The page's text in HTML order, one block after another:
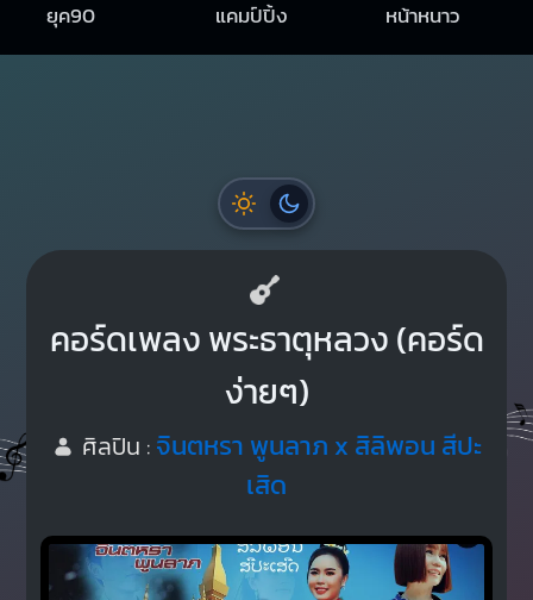
ยุค90
แคมป์ปิ้ง หน้าหนาว
คอร์ดเพลง พระธาตุหลวง (คอร์ด
ง่ายๆ)
ศิลปิน : จินตหรา พูนลาภ x สิลิพอน สีปะ
เสิด